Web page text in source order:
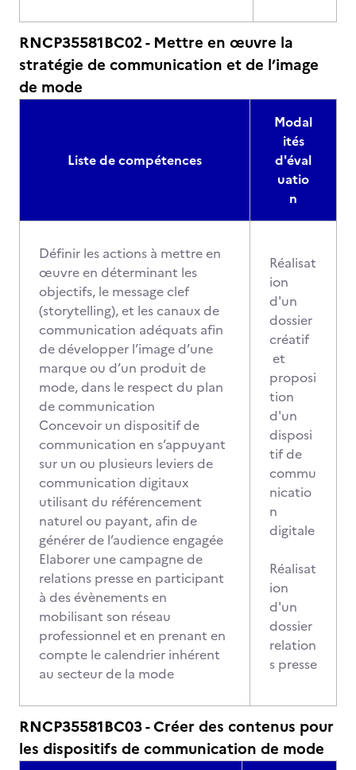
RNCP35581BC02 - Mettre en œuvre la
stratégie de communication et de l’image
de mode
Liste de compétences
Modal
ités
d'éval
uatio
n
Définir les actions à mettre en
œuvre en déterminant les
objectifs, le message clef
(storytelling), et les canaux de
communication adéquats afin
de développer l’image d’une
marque ou d’un produit de
mode, dans le respect du plan
de communication
Concevoir un dispositif de
communication en s’appuyant
sur un ou plusieurs leviers de
communication digitaux
utilisant du référencement
naturel ou payant, afin de
générer de l’audience engagée
Elaborer une campagne de
relations presse en participant
à des évènements en
mobilisant son réseau
professionnel et en prenant en
compte le calendrier inhérent
au secteur de la mode
Réalisat
ion
d'un
dossier
créatif
et
proposi
tion
d'un
disposi
tif de
commu
nicatio
n
digitale
Réalisat
ion
d'un
dossier
relation
s presse
RNCP35581BC03 - Créer des contenus pour
les dispositifs de communication de mode